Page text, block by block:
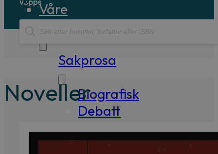
Våre
bøker
Sakprosa
Biografisk
Debatt
Essay
Kritikk
Products
search
Noveller